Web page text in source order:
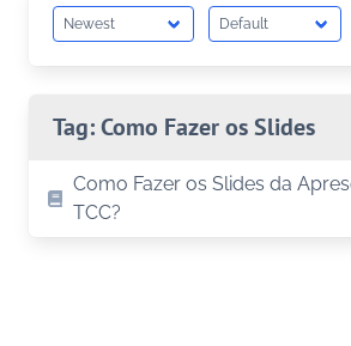
Tag:Como Fazer os Slides
Como Fazer os Slides da
TCC?